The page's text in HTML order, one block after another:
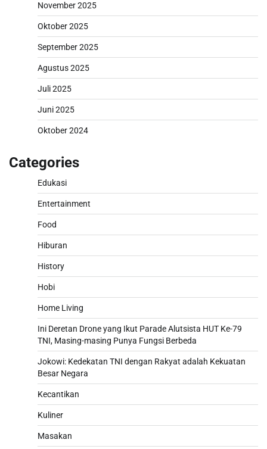
November 2025
Oktober 2025
September 2025
Agustus 2025
Juli 2025
Juni 2025
Oktober 2024
Categories
Edukasi
Entertainment
Food
Hiburan
History
Hobi
Home Living
Ini Deretan Drone yang Ikut Parade Alutsista HUT Ke-79
TNI, Masing-masing Punya Fungsi Berbeda
Jokowi: Kedekatan TNI dengan Rakyat adalah Kekuatan
Besar Negara
Kecantikan
Kuliner
Masakan